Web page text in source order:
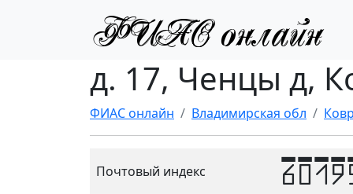
д. 17, Ченцы д,
ФИАС онлайн Владимирская обл
Почтовый индекс